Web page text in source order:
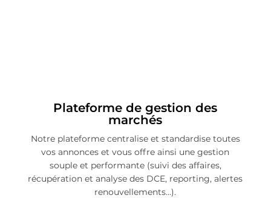
Plateforme de gestion des
marchés
Notre plateforme centralise et standardise toutes
vos annonces et vous offre ainsi une gestion
souple et performante (suivi des affaires,
récupération et analyse des DCE, reporting, alertes
renouvellements…).